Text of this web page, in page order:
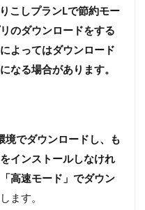
こしプランLで節約モー
のダウンロードをする
よってはダウンロード
なる場合があります。
境でダウンロードし、も
インストールしなけれ
高速モード」でダウン
します。